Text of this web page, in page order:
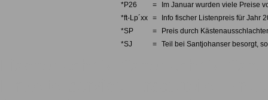
*P26
=
Im Januar wurden viele Preise
*ft-Lp´xx =
Info fischer Listenpreis für Jahr
*SP
=
Preis durch
*SJ
= Teil bei Santjohanser besorgt,